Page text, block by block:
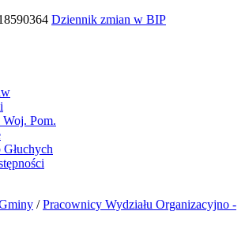
Dziennik zmian w BIP
Pom.
Głuchych
/Pracownicy Wydziału Organizacyjno -